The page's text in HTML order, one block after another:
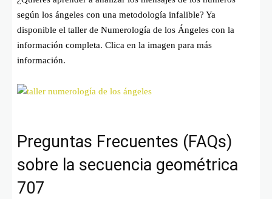
según los ángeles con una metodología infalible? Ya
disponible el taller de Numerología de los Ángeles con la
información completa. Clica en la imagen para más
información.
Preguntas Frecuentes (FAQs)
sobre la secuencia geométrica
707